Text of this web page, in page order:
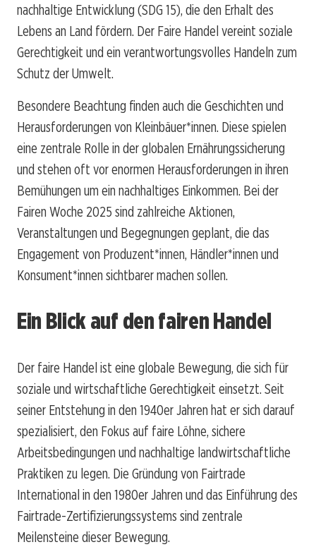
nachhaltige Entwicklung (SDG 15), die den Erhalt des
Lebens an Land fördern. Der Faire Handel vereint soziale
Gerechtigkeit und ein verantwortungsvolles Handeln zum
Schutz der Umwelt.
Besondere Beachtung finden auch die Geschichten und
Herausforderungen von Kleinbäuer*innen. Diese spielen
eine zentrale Rolle in der globalen Ernährungssicherung
und stehen oft vor enormen Herausforderungen in ihren
Bemühungen um ein nachhaltiges Einkommen. Bei der
Fairen Woche 2025 sind zahlreiche Aktionen,
Veranstaltungen und Begegnungen geplant, die das
Engagement von Produzent*innen, Händler*innen und
Konsument*innen sichtbarer machen sollen.
Ein Blick auf den fairen Handel
Der faire Handel ist eine globale Bewegung, die sich für
soziale und wirtschaftliche Gerechtigkeit einsetzt. Seit
seiner Entstehung in den 1940er Jahren hat er sich darauf
spezialisiert, den Fokus auf faire Löhne, sichere
Arbeitsbedingungen und nachhaltige landwirtschaftliche
Praktiken zu legen. Die Gründung von Fairtrade
International in den 1980er Jahren und das Einführung des
Fairtrade-Zertifizierungssystems sind zentrale
Meilensteine dieser Bewegung.